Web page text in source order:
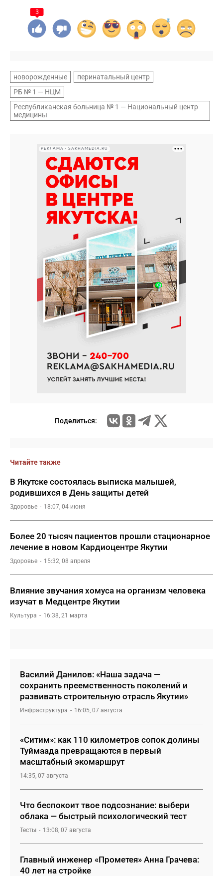
3
новорожденные
перинатальный центр
РБ № 1 — НЦМ
Республиканская больница № 1 — Национальный центр
медицины
РЕКЛАМА • SAKHAMEDIA.RU
Поделиться:
Читайте также
В Якутске состоялась выписка малышей,
родившихся в День защиты детей
Здоровье 18:07, 04 июня
Более 20 тысяч пациентов прошли стационарное
лечение в новом Кардиоцентре Якутии
Здоровье 15:32, 08 апреля
Влияние звучания хомуса на организм человека
изучат в Медцентре Якутии
Культура 16:38, 21 марта
Василий Данилов: «Наша задача —
сохранить преемственность поколений и
развивать строительную отрасль Якутии»
Инфраструктура 16:05, 07 августа
«Ситим»: как 110 километров сопок долины
Туймаада превращаются в первый
масштабный экомаршрут
14:35, 07 августа
Что беспокоит твое подсознание: выбери
облака — быстрый психологический тест
Тесты 13:08, 07 августа
Главный инженер «Прометея» Анна Грачева:
40 лет на стройке